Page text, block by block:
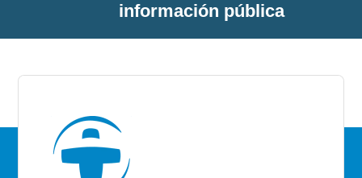
información pública